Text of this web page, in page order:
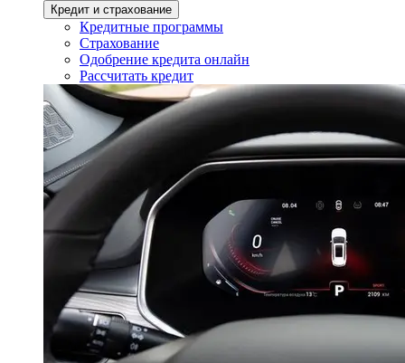
Кредит и страхование
Кредитные программы
Страхование
Одобрение кредита онлайн
Рассчитать кредит